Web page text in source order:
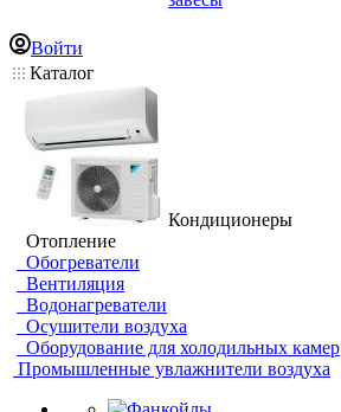
Войти
Каталог
Кондиционеры
Отопление
Обогреватели
Вентиляция
Водонагреватели
Осушители воздуха
Оборудование для холодильных камер
Промышленные увлажнители воздуха